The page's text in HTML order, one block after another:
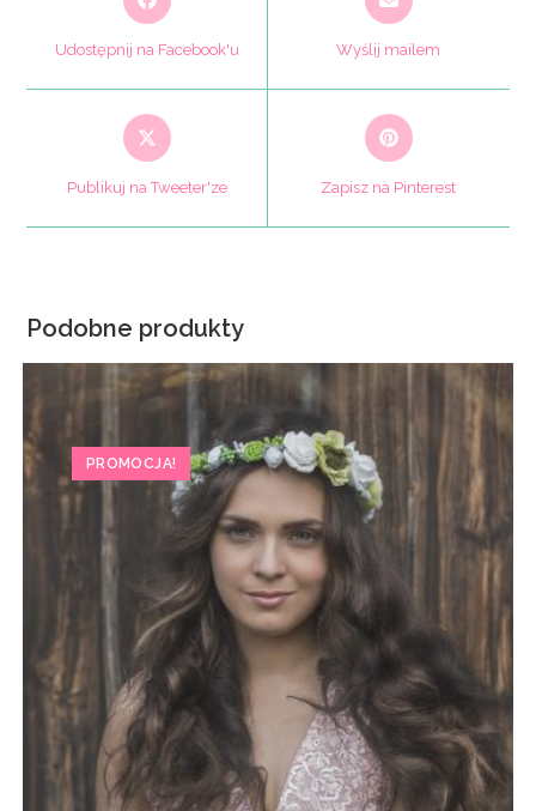
in
new
window
Udostępnij na Facebook'u
in
new
window
Wyślij mailem
Opens
in
new
window
Publikuj na Tweeter'ze
Opens
in
window
Zapisz na Pinterest
Podobne produkty
PROMOCJA!